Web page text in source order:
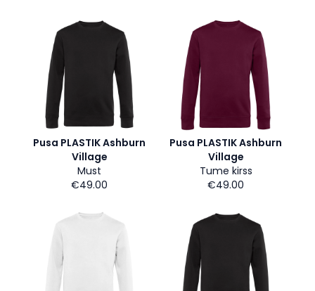
Pusa PLASTIK Ashburn
Village
Must
€49.00
Pusa PLASTIK Ashburn
Village
Tume kirss
€49.00